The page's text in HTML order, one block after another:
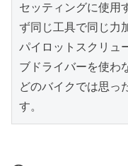
セッティングに使用
ず同じ工具で同じ力
パイロットスクリュ
ブドライバーを使わ
どのバイクでは思っ
す。